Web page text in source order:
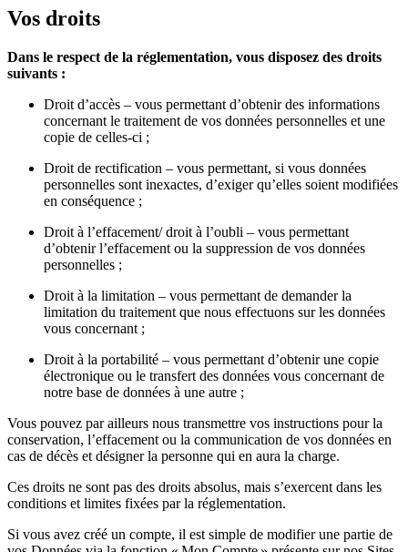
Vos droits
Dans le respect de la réglementation, vous disposez des droits
suivants :
Droit d’accès – vous permettant d’obtenir des informations
concernant le traitement de vos données personnelles et une
copie de celles-ci ;
Droit de rectification – vous permettant, si vous données
personnelles sont inexactes, d’exiger qu’elles soient modifiées
en conséquence ;
Droit à l’effacement/ droit à l’oubli – vous permettant
d’obtenir l’effacement ou la suppression de vos données
personnelles ;
Droit à la limitation – vous permettant de demander la
limitation du traitement que nous effectuons sur les données
vous concernant ;
Droit à la portabilité – vous permettant d’obtenir une copie
électronique ou le transfert des données vous concernant de
notre base de données à une autre ;
Vous pouvez par ailleurs nous transmettre vos instructions pour la
conservation, l’effacement ou la communication de vos données en
cas de décès et désigner la personne qui en aura la charge.
Ces droits ne sont pas des droits absolus, mais s’exercent dans les
conditions et limites fixées par la réglementation.
Si vous avez créé un compte, il est simple de modifier une partie de